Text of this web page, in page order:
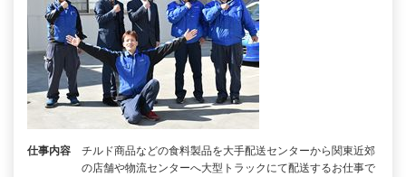
仕事内容
チルド商品などの食料製品を大手配送センターから関東近郊
の店舗や物流センターへ大型トラックにて配送するお仕事で